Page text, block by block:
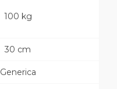
100 kg
30 cm
Generica